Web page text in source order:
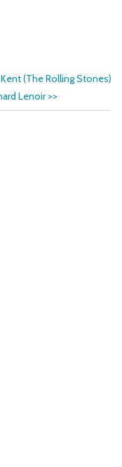
Kent (The Rolling Stones)
Lenoir>>